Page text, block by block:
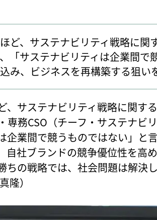
ど、サステナビリティ戦略に関
「サステナビリティは企業間で
み、ビジネスを再構築する狙い
、サステナビリティ戦略に関す
専務CSO（チーフ・サステナビ
企業間で競うものではない」と
自社ブランドの競争優位性を高
ちの戦略では、社会問題は解決
隆）